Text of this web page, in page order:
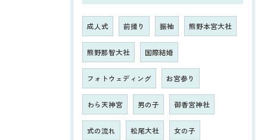
成人式 前撮り 振袖 熊野本宮大社
熊野那智大社 国際結婚
フォトウェディング お宮参り
わら天神宮 男の子 御香宮神社
式の流れ 松尾大社 女の子